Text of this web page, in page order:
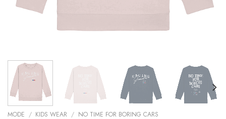
MODE / KIDS WEAR / NO TIME FOR BORING CARS